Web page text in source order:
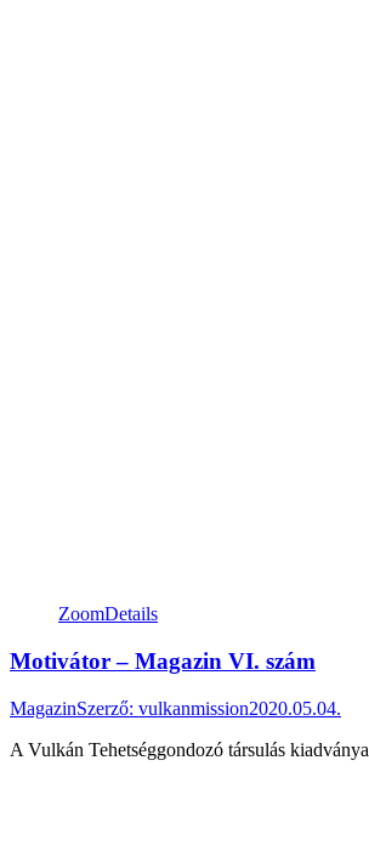
ZoomDetails
Motivátor – Magazin VI. szám
MagazinSzerző: vulkanmission2020.05.04.
A Vulkán Tehetséggondozó társulás kiadványa